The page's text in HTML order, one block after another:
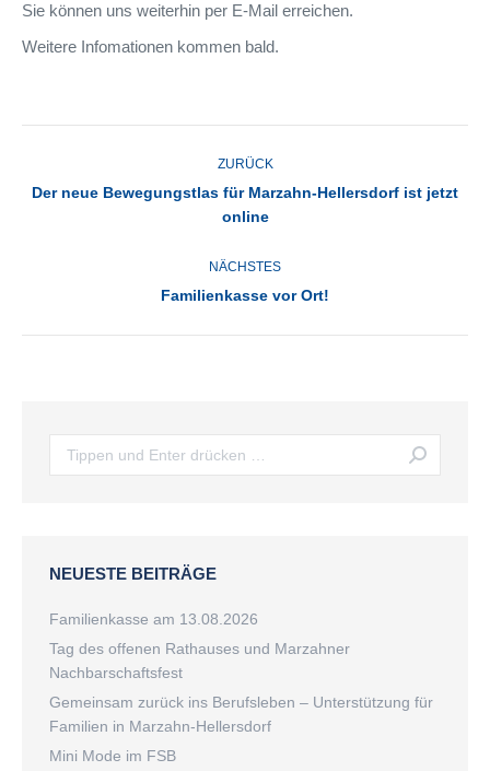
Sie können uns weiterhin per E-Mail erreichen.
Weitere Infomationen kommen bald.
ZURÜCK
Vorheriger
Beitrag:
Der neue Bewegungstlas für Marzahn-Hellersdorf ist jetzt
online
NÄCHSTES
Nächster
Familienkasse vor Ort!
NEUESTE BEITRÄGE
Familienkasse am 13.08.2026
Tag des offenen Rathauses und Marzahner
Nachbarschaftsfest
Gemeinsam zurück ins Berufsleben – Unterstützung für
Familien in Marzahn-Hellersdorf
Mini Mode im FSB